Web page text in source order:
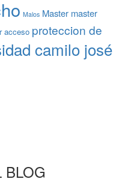
Malos Master master
acceso proteccion de
camilo josé
BLOG